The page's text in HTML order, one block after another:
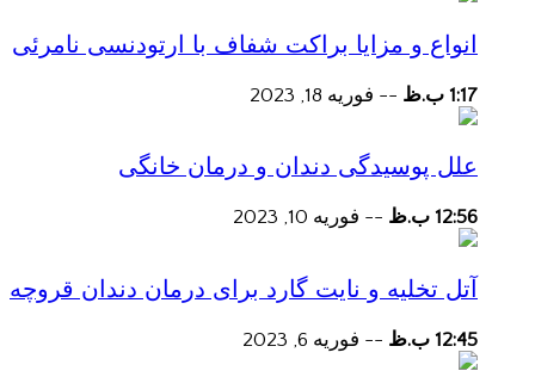
انواع و مزایا براکت شفاف با ارتودنسی نامرئی
1:17 ب.ظ -- فوریه 18, 2023
علل پوسیدگی دندان و درمان خانگی
12:56 ب.ظ -- فوریه 10, 2023
آتل تخلیه و نایت گارد برای درمان دندان قروچه
12:45 ب.ظ -- فوریه 6, 2023